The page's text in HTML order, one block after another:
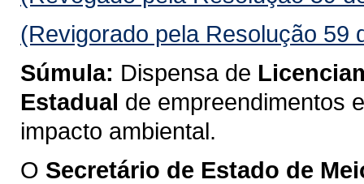
(Revigorado pela Resolução 59
Súmula: Dispensa de
Estadual de empreendimentos
impacto ambiental.
O Secretário de Estado de